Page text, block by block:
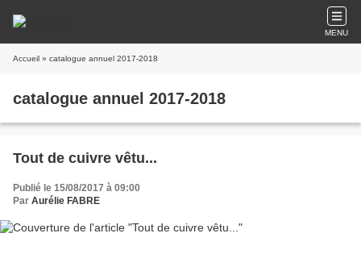
MENU
Accueil » catalogue annuel 2017-2018
catalogue annuel 2017-2018
Tout de cuivre vêtu...
Publié le 15/08/2017 à 09:00
Par Aurélie FABRE